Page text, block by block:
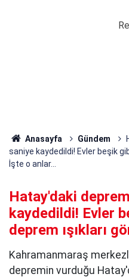
Anasayfa Gündem
saniye kaydedildi! Evler beşik
İşte o anlar...
Hatay'daki
kaydedildi! Evler
deprem ışıkları
Kahramanmaraş
depremin vurduğu